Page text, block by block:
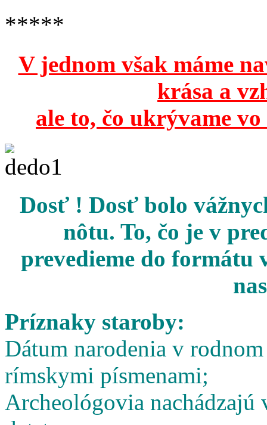
*****
V jednom však máme
krása a
ale to, čo ukrývame
Dosť ! Dosť bolo
nôtu. To, čo je v
prevedieme do formátu
Príznaky staroby:
Dátum narodenia v
rímskymi písmenami;
Archeológovia nachádzajú